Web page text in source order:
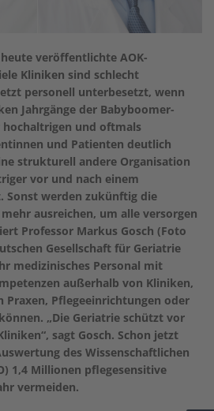
veröffentlichte AOK-
Kliniken sind schlecht
personell unterbesetzt, wenn
Jahrgänge der Babyboomer-
hochaltrigen und oftmals
und Patienten deutlich
strukturell andere Organisation
vor und nach einem
Sonst werden zukünftig die
ausreichen, um alle versorgen
Professor Markus Gosch (Foto
Gesellschaft für Geriatrie
medizinisches Personal mit
außerhalb von Kliniken,
Praxen, Pflegeeinrichtungen oder
„Die Geriatrie schützt vor
sagt Gosch. Schon jetzt
des Wissenschaftlichen
1,4 Millionen pflegesensitive
vermeiden.